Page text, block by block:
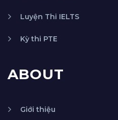
Luyện Thi IELTS
Kỳ thi PTE
ABOUT
Giới thiệu